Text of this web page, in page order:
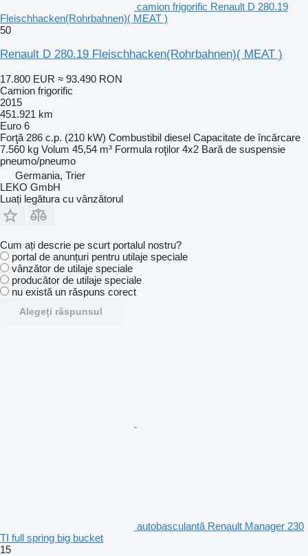
camion frigorific Renault D 280.19
Fleischhacken(Rohrbahnen)( MEAT )
50
Renault D 280.19 Fleischhacken(Rohrbahnen)( MEAT )
17.800 EUR ≈ 93.490 RON
Camion frigorific
2015
451.921 km
Euro 6
Forţă 286 c.p. (210 kW) Combustibil diesel Capacitate de încărcare
7.560 kg Volum 45,54 m³ Formula roţilor 4x2 Bară de suspensie
pneumo/pneumo
Germania, Trier
LEKO GmbH
Luați legătura cu vânzătorul
Cum ați descrie pe scurt portalul nostru?
portal de anunțuri pentru utilaje speciale
vânzător de utilaje speciale
producător de utilaje speciale
nu există un răspuns corect
Alegeți răspunsul
autobasculantă Renault Manager 230
TI full spring big bucket
15